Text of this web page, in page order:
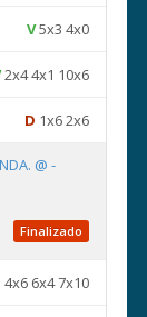
V5x3 4x0
2x4 4x1 10x6
D 1x6 2x6
@ -
Finalizado
4x6 6x4 7x10